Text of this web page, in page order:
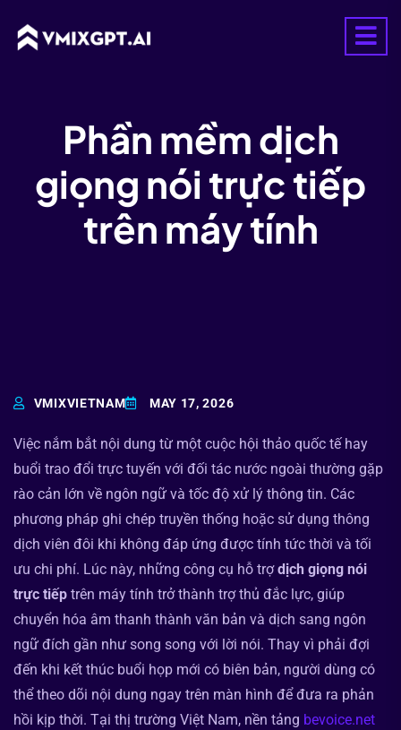
Phần mềm dịch
giọng nói trực tiếp
trên máy tính
VMIXVIETNAM MAY 17, 2026
Việc nắm bắt nội dung từ một cuộc hội thảo quốc tế hay
buổi trao đổi trực tuyến với đối tác nước ngoài thường gặp
rào cản lớn về ngôn ngữ và tốc độ xử lý thông tin. Các
phương pháp ghi chép truyền thống hoặc sử dụng thông
dịch viên đôi khi không đáp ứng được tính tức thời và tối
ưu chi phí. Lúc này, những công cụ hỗ trợdịch giọng nói
trực tiếp trên máy tính trở thành trợ thủ đắc lực, giúp
chuyển hóa âm thanh thành văn bản và dịch sang ngôn
ngữ đích gần như song song với lời nói. Thay vì phải đợi
đến khi kết thúc buổi họp mới có biên bản, người dùng có
thể theo dõi nội dung ngay trên màn hình để đưa ra phản
hồi kịp thời. Tại thị trường Việt Nam, nền tảng bevoice.net